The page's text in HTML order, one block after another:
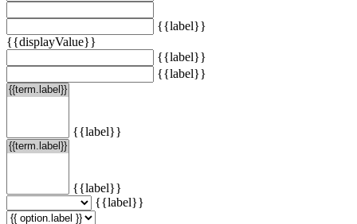
{{label}}
{{displayValue}}
{{label}}
{{label}}
{{label}}
{{label}}
{{label}}